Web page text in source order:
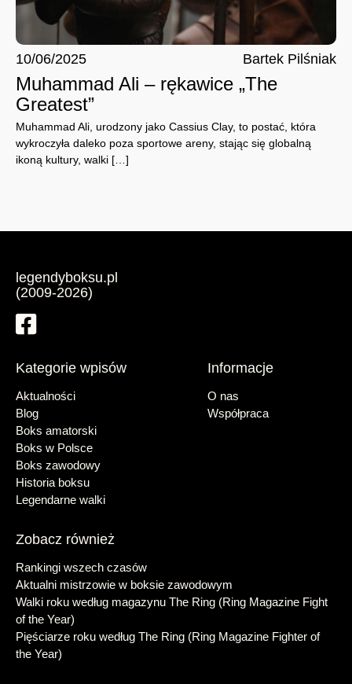
10/06/2025 Bartek Pilśniak
Muhammad Ali – rękawice „The
Greatest”
Muhammad Ali, urodzony jako Cassius Clay, to postać, która
wykroczyła daleko poza sportowe areny, stając się globalną
ikoną kultury, walki […]
legendyboksu.pl
(2009-2026)
Kategorie wpisów
Aktualności
Blog
Boks amatorski
Boks w Polsce
Boks zawodowy
Historia boksu
Legendarne walki
Informacje
O nas
Współpraca
Zobacz również
Rankingi wszech czasów
Aktualni mistrzowie w boksie zawodowym
Walki roku według magazynu The Ring (Ring Magazine Fight
of the Year)
Pięściarze roku według The Ring (Ring Magazine Fighter of
the Year)